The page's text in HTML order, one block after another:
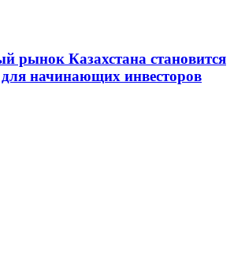
рынок Казахстана становится
для начинающих инвесторов